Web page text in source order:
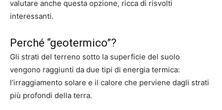
valutare anche questa opzione, ricca di risvolti
interessanti.
Perché “geotermico”?
Gli strati del terreno sotto la superficie del suolo
vengono raggiunti da due tipi di energia termica:
l’irraggiamento solare e il calore che perviene dagli strati
più profondi della terra.